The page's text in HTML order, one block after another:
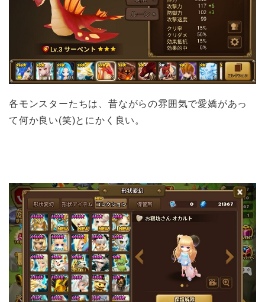
各モンスターたちは、昔ながらの雰囲気で愛嬌があっ
て何か良い(笑)とにかく良い。